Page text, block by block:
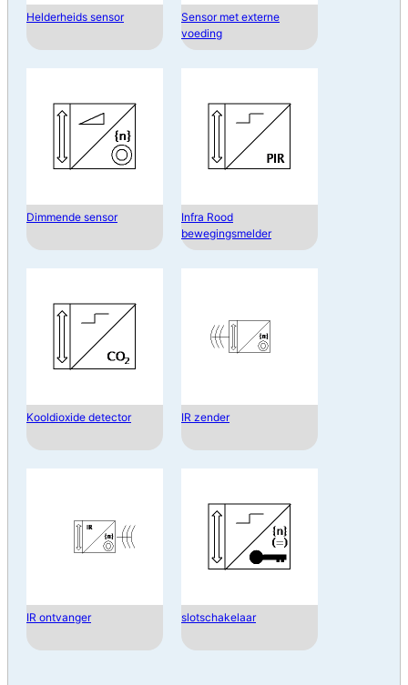
Helderheids sensor
Sensor met externe
voeding
Dimmende sensor
Infra Rood
bewegingsmelder
Kooldioxide detector IR zender
IR ontvanger slotschakelaar